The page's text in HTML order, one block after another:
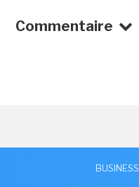
Commentaire
BUSINESS